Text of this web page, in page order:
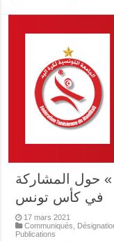
» حول المشاركة
في كأس تونس
17 mars 2021
Communiqués
Publications